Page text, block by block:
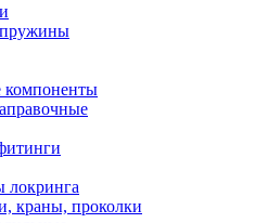
компоненты
краны, проколки